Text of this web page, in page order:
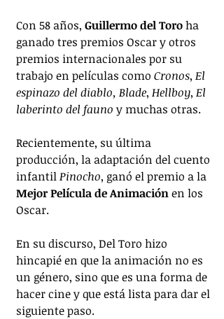
Con 58 años, Guillermo del Toro ha
ganado tres premios Oscar y otros
premios internacionales por su
trabajo en películas como Cronos, El
espinazo del diablo, Blade, Hellboy, El
laberinto del fauno y muchas otras.
Recientemente, su última
producción, la adaptación del cuento
infantil Pinocho, ganó el premio a la
Mejor Película de Animación en los
Oscar.
En su discurso, Del Toro hizo
hincapié en que la animación no es
un género, sino que es una forma de
hacer cine y que está lista para dar el
siguiente paso.